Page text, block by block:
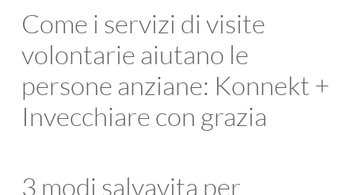
Come i servizi di visite
volontarie aiutano le
persone anziane: Konnekt +
Invecchiare con grazia
3 modi salvavita per